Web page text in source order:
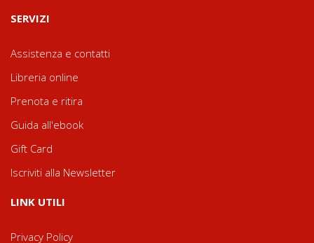
SERVIZI
Assistenza e contatti
Libreria online
Prenota e ritira
Guida all'ebook
Gift Card
Iscriviti alla Newsletter
LINK UTILI
Privacy Policy